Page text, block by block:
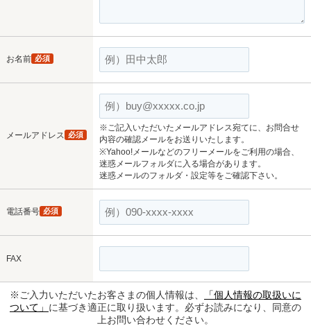
お名前 必須
メールアドレス 必須
※ご記入いただいたメールアドレス宛てに、お問合せ
内容の確認メールをお送りいたします。
※Yahoo!メールなどのフリーメールをご利用の場合、
迷惑メールフォルダに入る場合があります。
迷惑メールのフォルダ・設定等をご確認下さい。
電話番号 必須
FAX
※ご入力いただいたお客さまの個人情報は、
「個人情報の取扱いに
ついて」 に基づき適正に取り扱います。必ずお読みになり、同意の
上お問い合わせください。